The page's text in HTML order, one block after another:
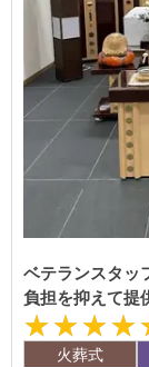
ベテランスタッ
負担を抑えて提
火葬式